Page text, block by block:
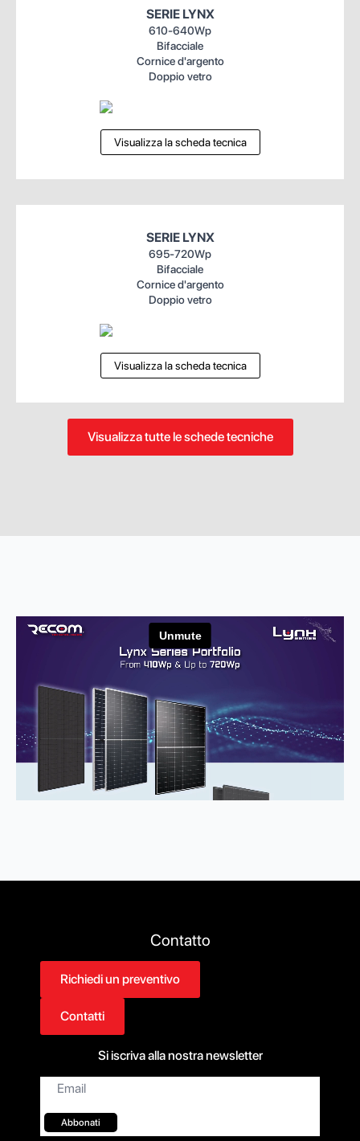
SERIE LYNX
610-640Wp
Bifacciale
Cornice d'argento
Doppio vetro
Visualizza la scheda tecnica
SERIE LYNX
695-720Wp
Bifacciale
Cornice d'argento
Doppio vetro
Visualizza la scheda tecnica
Visualizza tutte le schede tecniche
Contatto
Richiedi un preventivo
Contatti
Si iscriva alla nostra newsletter
Email*
Abbonati